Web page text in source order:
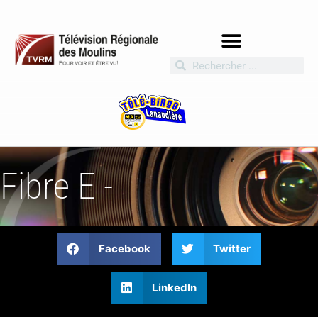
Fibre E -
Facebook Twitter
LinkedIn